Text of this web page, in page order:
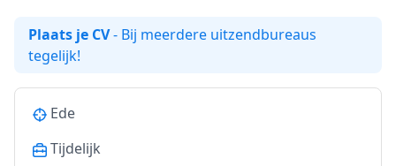
Plaats je CV- Bij meerdere uitzendbureaus
tegelijk!
Ede
Tijdelijk